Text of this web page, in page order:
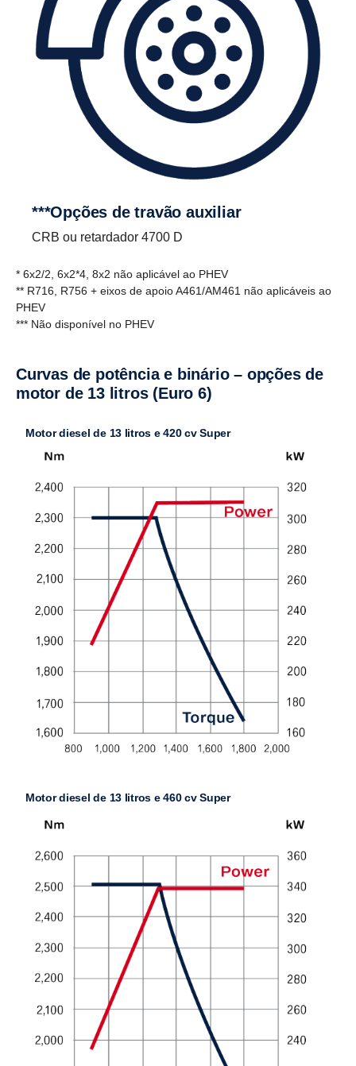
***Opções de travão auxiliar
CRB ou retardador 4700 D
* 6x2/2, 6x2*4, 8x2 não aplicável ao PHEV
** R716, R756 + eixos de apoio A461/AM461 não aplicáveis ao
PHEV
*** Não disponível no PHEV
Curvas de potência e binário – opções de
motor de 13 litros (Euro 6)
Motor diesel de 13 litros e 420 cv Super
Motor diesel de 13 litros e 460 cv Super